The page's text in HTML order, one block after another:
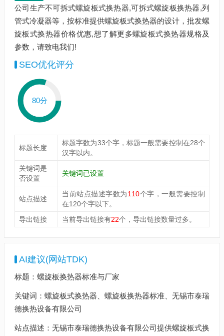
公司生产不可拆式螺旋板式换热器,可拆式螺旋板换热器,列
管式冷凝器等，按标准提供螺旋板式换热器的设计，批发螺
旋板式换热器价格优惠,想了解更多螺旋板式换热器规格及
参数，请致电我们!
SEO优化评分
80分
标题长度
标题字数为33个字，标题一般需要控制在28个
汉字以内。
关键词是
否设置
关键词已设置
站点描述
当前站点描述字数为110个字，一般需要控制
在120个字以下。
导出链接
当前导出链接有22个，导出链接数量过多。
AI建议(网站TDK)
标题：螺旋板换热器标准与厂家
关键词：螺旋板式换热器、螺旋板换热器标准、无锡市泰瑞
德换热设备有限公司
站点描述：无锡市泰瑞德换热设备有限公司提供螺旋板式换